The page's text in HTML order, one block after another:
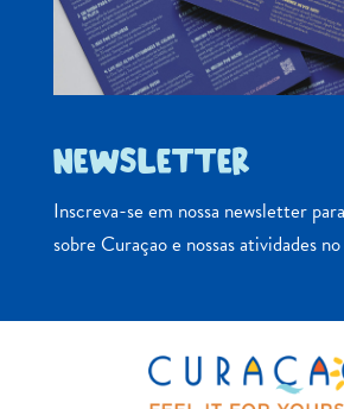
NEWSLETTER
Inscreva-se em nossa newsletter
sobre Curaçao e nossas atividades